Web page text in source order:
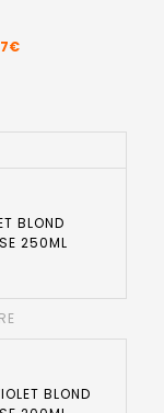
BLOND
250ML
BLOND